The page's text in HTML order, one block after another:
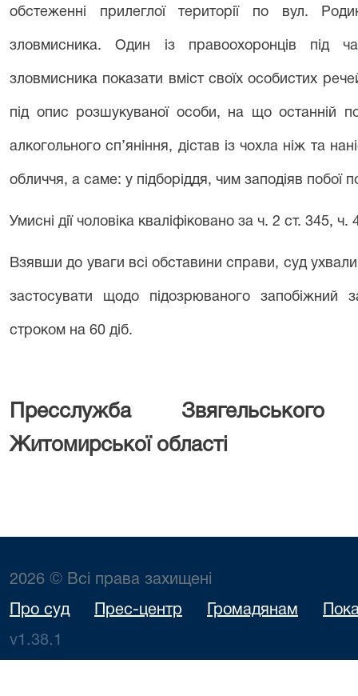
обстеженні прилеглої території по вул.
зловмисника. Один із правоохоронців під
зловмисника показати вміст своїх особистих
під опис розшукуваної особи, на що останній
алкогольного сп’яніння, дістав із чохла ніж та
обличчя, а саме: у підборіддя, чим заподіяв побої
Умисні дії чоловіка кваліфіковано за ч. 2 ст. 345,
Взявши до уваги всі обставини справи, суд
застосувати щодо підозрюваного запобіжний
строком на 60 діб.
Пресслужба
Житомирської області
2026 © Всі права захищені
Про суд Прес-центр Громадянам
v1.38.1